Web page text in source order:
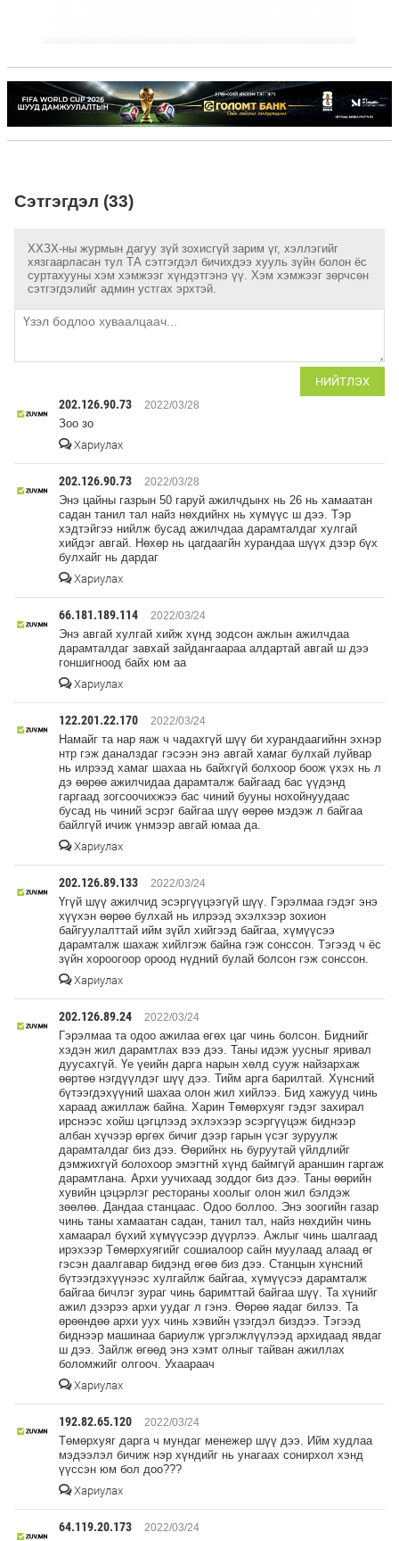
Сэтгэгдэл (33)
ХХЗХ-ны журмын дагуу зүй зохисгүй зарим үг, хэллэгийг
хязгаарласан тул ТА сэтгэгдэл бичихдээ хууль зүйн болон ёс
суртахууны хэм хэмжээг хүндэтгэнэ үү. Хэм хэмжээг зөрчсөн
сэтгэгдэлийг админ устгах эрхтэй.
НИЙТЛЭХ
202.126.90.73 2022/03/28
Зоо зо
Хариулах
202.126.90.73 2022/03/28
Энэ цайны газрын 50 гаруй ажилчдынх нь 26 нь хамаатан
садан танил тал найз нөхдийнх нь хүмүүс ш дээ. Тэр
хэдтэйгээ нийлж бусад ажилчдаа дарамталдаг хулгай
хийдэг авгай. Нөхөр нь цагдаагйн хурандаа шүүх дээр бүх
булхайг нь дардаг
Хариулах
66.181.189.114 2022/03/24
Энэ авгай хулгай хийж хүнд зодсон ажлын ажилчдаа
дарамталдаг завхай зайдангаараа алдартай авгай ш дээ
гоншигноод байх юм аа
Хариулах
122.201.22.170 2022/03/24
Намайг та нар яаж ч чадахгүй шүү би хурандаагийнн эхнэр
нтр гэж даналздаг гэсээн энэ авгай хамаг булхай луйвар
нь илрээд хамаг шахаа нь байхгүй болхоор боож үхэх нь л
дэ өөрөө ажилчидаа дарамталж байгаад бас үүдэнд
гаргаад зогсоочихжээ бас чиний бууны нохойнуудаас
бусад нь чиний эсрэг байгаа шүү өөрөө мэдэж л байгаа
байлгүй ичиж үнмээр авгай юмаа да.
Хариулах
202.126.89.133 2022/03/24
Үгүй шүү ажилчид эсэргүүцээгүй шүү. Гэрэлмаа гэдэг энэ
хүүхэн өөрөө булхай нь илрээд эхэлхээр зохион
байгуулалттай ийм зүйл хийгээд байгаа, хүмүүсээ
дарамталж шахаж хийлгэж байна гэж сонссон. Тэгээд ч ёс
зүйн хороогоор ороод нүдний булай болсон гэж сонссон.
Хариулах
202.126.89.24 2022/03/24
Гэрэлмаа та одоо ажилаа өгөх цаг чинь болсон. Биднийг
хэдэн жил дарамтлах вээ дээ. Таны идэж уусныг яривал
дуусахгүй. Үе үеийн дарга нарын хөлд сууж найзархаж
өөртөө нэгдүүлдэг шүү дээ. Тийм арга барилтай. Хүнсний
бүтээгдэхүүний шахаа олон жил хийлээ. Бид хажууд чинь
хараад ажиллаж байна. Харин Төмөрхуяг гэдэг захирал
ирснээс хойш цэгцлээд эхлэхээр эсэргүүцэж биднээр
албан хүчээр өргөх бичиг дээр гарын үсэг зуруулж
дарамталдаг биз дээ. Өөрийнх нь буруутай үйлдлийг
дэмжихгүй болохоор эмэгтнй хүнд баймгүй араншин гаргаж
дарамтлана. Архи уучихаад зоддог биз дээ. Таны өөрийн
хувийн цэцэрлэг рестораны хоолыг олон жил бэлдэж
зөөлөө. Дандаа станцаас. Одоо боллоо. Энэ зоогийн газар
чинь таны хамаатан садан, танил тал, найз нөхдийн чинь
хамаарал бүхий хүмүүсээр дүүрлээ. Ажлыг чинь шалгаад
ирэхээр Төмөрхуягийг сошиалоор сайн муулаад алаад өг
гэсэн даалгавар бидэнд өгөө биз дээ. Станцын хүнсний
бүтээгдэхүүнээс хулгайлж байгаа, хүмүүсээ дарамталж
байгаа бичлэг зураг чинь баримттай байгаа шүү. Та хүнийг
ажил дээрээ архи уудаг л гэнэ. Өөрөө яадаг билээ. Та
өрөөндөө архи уух чинь хэвийн үзэгдэл биздээ. Тэгээд
биднээр машинаа бариулж үргэлжлүүлээд архидаад явдаг
ш дээ. Зайлж өгөөд энэ хэмт олныг тайван ажиллах
боломжийг олгооч. Ухаараач
Хариулах
192.82.65.120 2022/03/24
Төмөрхуяг дарга ч мундаг менежер шүү дээ. Ийм худлаа
мэдээлэл бичиж нэр хүндийг нь унагаах сонирхол хэнд
үүссэн юм бол доо???
Хариулах
64.119.20.173 2022/03/24